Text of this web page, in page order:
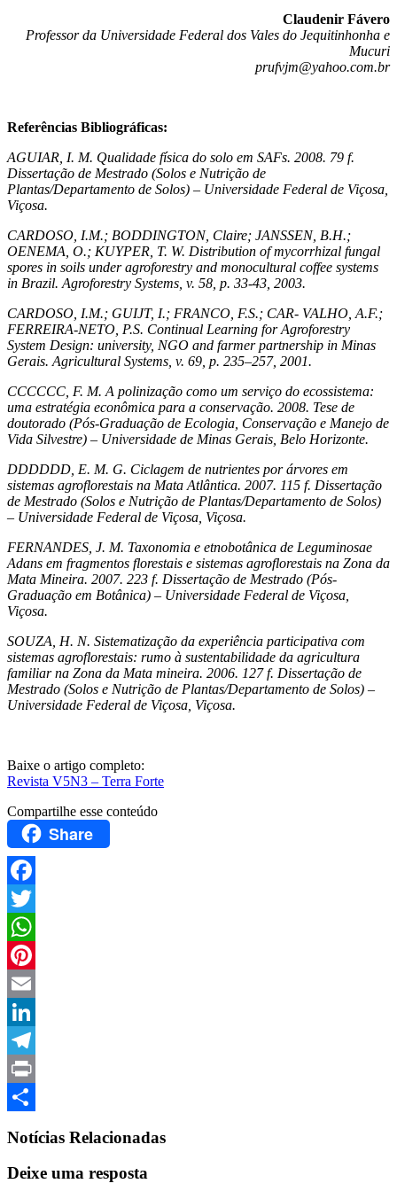
Claudenir Fávero
Professor da Universidade Federal dos Vales do Jequitinhonha e
Mucuri
prufvjm@yahoo.com.br
Referências Bibliográficas:
AGUIAR, I. M. Qualidade física do solo em SAFs. 2008. 79 f.
Dissertação de Mestrado (Solos e Nutrição de
Plantas/Departamento de Solos) – Universidade Federal de Viçosa,
Viçosa.
CARDOSO, I.M.; BODDINGTON, Claire; JANSSEN, B.H.;
OENEMA, O.; KUYPER, T. W. Distribution of mycorrhizal fungal
spores in soils under agroforestry and monocultural coffee systems
in Brazil. Agroforestry Systems, v. 58, p. 33-43, 2003.
CARDOSO, I.M.; GUIJT, I.; FRANCO, F.S.; CAR- VALHO, A.F.;
FERREIRA-NETO, P.S. Continual Learning for Agroforestry
System Design: university, NGO and farmer partnership in Minas
Gerais. Agricultural Systems, v. 69, p. 235–257, 2001.
CCCCCC, F. M. A polinização como um serviço do ecossistema:
uma estratégia econômica para a conservação. 2008. Tese de
doutorado (Pós-Graduação de Ecologia, Conservação e Manejo de
Vida Silvestre) – Universidade de Minas Gerais, Belo Horizonte.
DDDDDD, E. M. G. Ciclagem de nutrientes por árvores em
sistemas agroflorestais na Mata Atlântica. 2007. 115 f. Dissertação
de Mestrado (Solos e Nutrição de Plantas/Departamento de Solos)
– Universidade Federal de Viçosa, Viçosa.
FERNANDES, J. M. Taxonomia e etnobotânica de Leguminosae
Adans em fragmentos florestais e sistemas agroflorestais na Zona da
Mata Mineira. 2007. 223 f. Dissertação de Mestrado (Pós-
Graduação em Botânica) – Universidade Federal de Viçosa,
Viçosa.
SOUZA, H. N. Sistematização da experiência participativa com
sistemas agroflorestais: rumo à sustentabilidade da agricultura
familiar na Zona da Mata mineira. 2006. 127 f. Dissertação de
Mestrado (Solos e Nutrição de Plantas/Departamento de Solos) –
Universidade Federal de Viçosa, Viçosa.
Baixe o artigo completo:
Revista V5N3 – Terra Forte
Compartilhe esse conteúdo
Share
Facebook
Twitter
WhatsApp
Pinterest
Email
LinkedIn
Telegram
Print
Notícias Relacionadas
Deixe uma resposta